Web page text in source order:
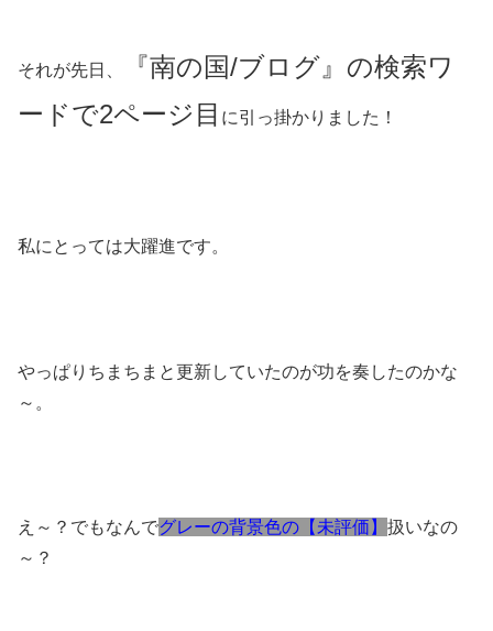
それが先日、
『南の国/ブログ』の検索ワ
ードで2ページ目 に引っ掛かりました！
私にとっては大躍進です。
やっぱりちまちまと更新していたのが功を奏したのかな
～。
え～？でもなんでグレーの背景色の【未評価】 扱いなの
～？